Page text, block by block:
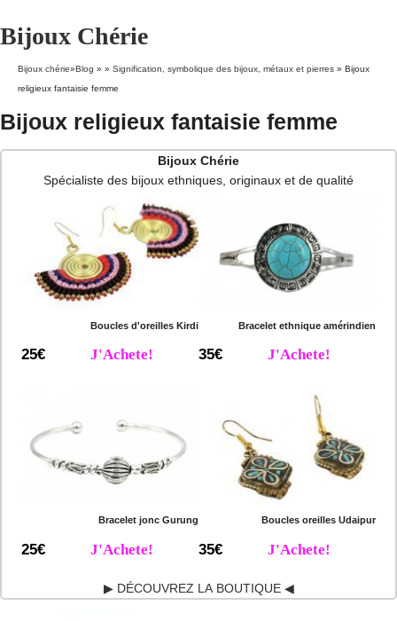
Bijoux Chérie
Bijoux chérie»Blog » » Signification, symbolique des bijoux, métaux et pierres » Bijoux
religieux fantaisie femme
Bijoux religieux fantaisie femme
Bijoux Chérie
Spécialiste des bijoux ethniques, originaux et de qualité
Boucles d'oreilles Kirdi
25€ J'Achete!
Bracelet ethnique amérindien
35€ J'Achete!
Bracelet jonc Gurung
25€ J'Achete!
Boucles oreilles Udaipur
35€ J'Achete!
▶ DÉCOUVREZ LA BOUTIQUE ◀